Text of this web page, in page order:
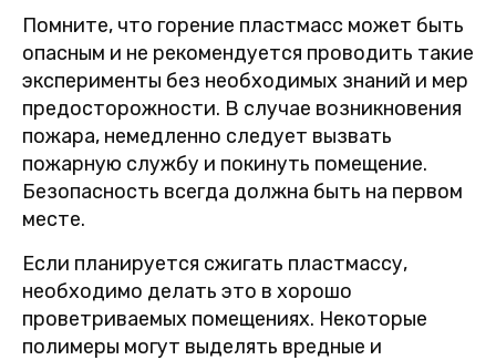
Помните, что горение пластмасс может быть
опасным и не рекомендуется проводить такие
эксперименты без необходимых знаний и мер
предосторожности. В случае возникновения
пожара, немедленно следует вызвать
пожарную службу и покинуть помещение.
Безопасность всегда должна быть на первом
месте.
Если планируется сжигать пластмассу,
необходимо делать это в хорошо
проветриваемых помещениях. Некоторые
полимеры могут выделять вредные и